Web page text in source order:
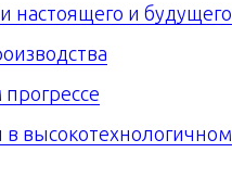
настоящего и будущего
высокотехнологичном